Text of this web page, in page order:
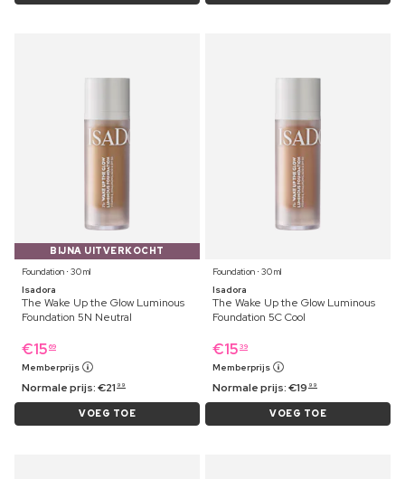
BIJNA UITVERKOCHT
Foundation ⋅ 30 ml
Isadora
The Wake Up the Glow Luminous
Foundation 5N Neutral
€15 69
Memberprijs
Normale prijs:€21 99
VOEG TOE
Foundation ⋅ 30 ml
Isadora
The Wake Up the Glow Luminous
Foundation 5C Cool
€15 39
Memberprijs
Normale prijs:€19 99
VOEG TOE